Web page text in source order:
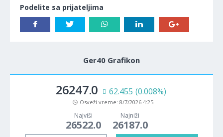
Podelite sa prijateljima
Ger40 Grafikon
26247.0 62.455 (0.008%)
Osveži vreme: 8/7/2026 4:25
Najviši
26522.0
Najniži
26187.0